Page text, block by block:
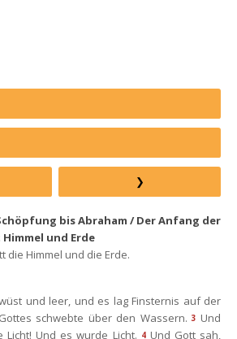
bis Abraham / Der Anfang der
und Erde
die Himmel und die Erde.
und leer, und es lag Finsternis auf der
schwebte über den Wassern. 3 Und
Licht! Und es wurde Licht. 4 Und Gott sah,